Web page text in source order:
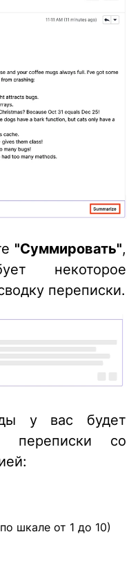
"Суммировать",
некоторое
переписки.
у вас будет
переписки со
шкале от 1 до 10)